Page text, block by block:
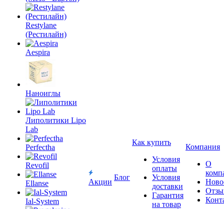
Restylane
(Рестилайн)
Aespira
Наноиглы
Липолитики Lipo
Lab
Perfectha
Revofil
Ellanse
Ial-System
Акции
Блог
Как купить
Условия
оплаты
Условия
доставки
Гарантия
на товар
Компания
О